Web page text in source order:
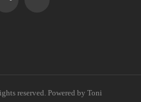
reserved. Powered by Toni